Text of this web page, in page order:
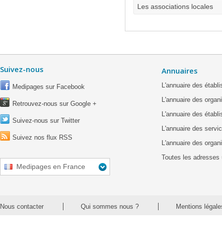
Les associations locales
Suivez-nous
Medipages sur Facebook
Retrouvez-nous sur Google +
Suivez-nous sur Twitter
Suivez nos flux RSS
Medipages en France
Annuaires
L'annuaire des
L'annuaire des
L'annuaire des
L'annuaire des
L'annuaire des
Toutes les adresses
Nous contacter Qui sommes nous ? Mentions